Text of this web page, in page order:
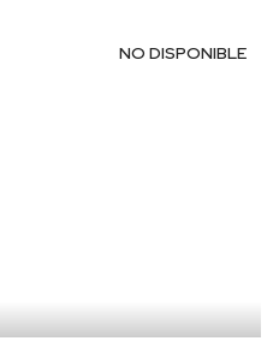
NO DISPONIBLE